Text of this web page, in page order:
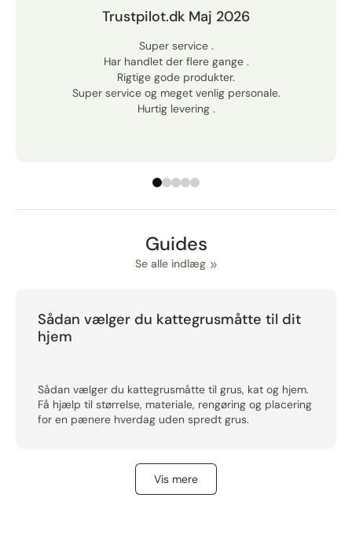
Trustpilot.dk Maj 2026
Super service .
Har handlet der flere gange .
Rigtige gode produkter.
Super service og meget venlig personale.
Hurtig levering .
Guides
Se alle indlæg
Sådan vælger du kattegrusmåtte til dit
hjem
Sådan vælger du kattegrusmåtte til grus, kat og hjem.
Få hjælp til størrelse, materiale, rengøring og placering
for en pænere hverdag uden spredt grus.
Vis mere